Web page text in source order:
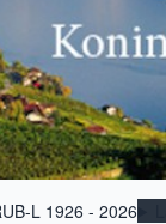
L 1926 - 2026